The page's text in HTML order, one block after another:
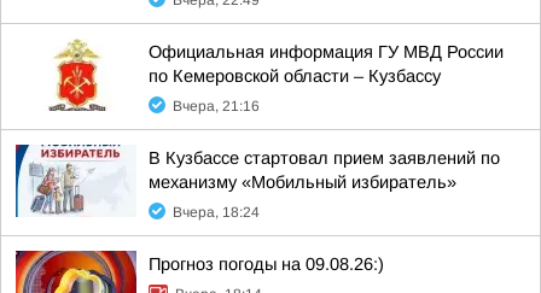
Официальная информация ГУ МВД России
по Кемеровской области – Кузбассу
Вчера, 21:16
В Кузбассе стартовал прием заявлений по
механизму «Мобильный избиратель»
Вчера, 18:24
Прогноз погоды на 09.08.26:)